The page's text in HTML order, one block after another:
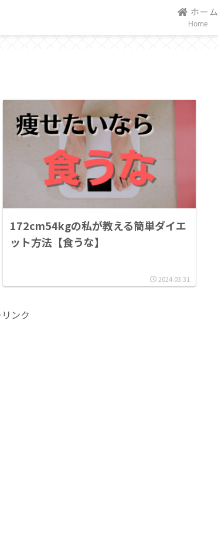
ホーム
Home
172cm54kgの私が教える簡単ダイエ
ット方法【食うな】
2024.03.31
ンク